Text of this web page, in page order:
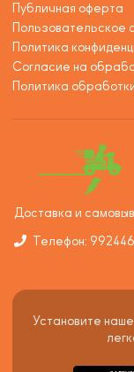
Публичная оферта
Пользовательское
Политика
Согласие на
Политика
Доставка и
Телефон:
Установите